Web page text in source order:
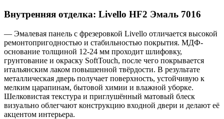
Внутренняя отделка: Livello HF2 Эмаль 7016
— Эмалевая панель с фрезеровкой Livello отличается высокой
ремонтопригодностью и стабильностью покрытия. МДФ-
основание толщиной 12-24 мм проходит шлифовку,
грунтование и окраску SoftTouch, после чего покрывается
итальянским лаком повышенной твёрдости. В результате
металлическая дверь получает поверхность, устойчивую к
мелким царапинам, бытовой химии и влажной уборке.
Шелковистая текстура и приглушённый матовый блеск
визуально облегчают конструкцию входной двери и делают её
акцентом интерьера.